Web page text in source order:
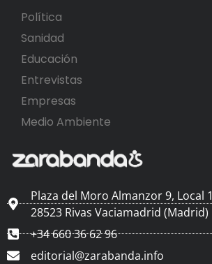
Política
Sanidad
Educación
Entrevistas
Empresas
Medio Ambiente
Plaza del Moro Almanzor 9, Local 1
28523 Rivas Vaciamadrid (Madrid)
+34 660 36 62 96
editorial@zarabanda.info